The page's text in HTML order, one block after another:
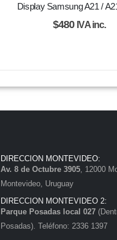
Display Samsung A21 /
$480 IVA inc.
DIRECCION MONTEVIDEO:
Av. 8 de Octubre 3905, 12000
Montevideo, Uruguay
DIRECCION MONTEVIDEO 2:
Parque Posadas local 027
Posadas). Teléfono: 2336 1397